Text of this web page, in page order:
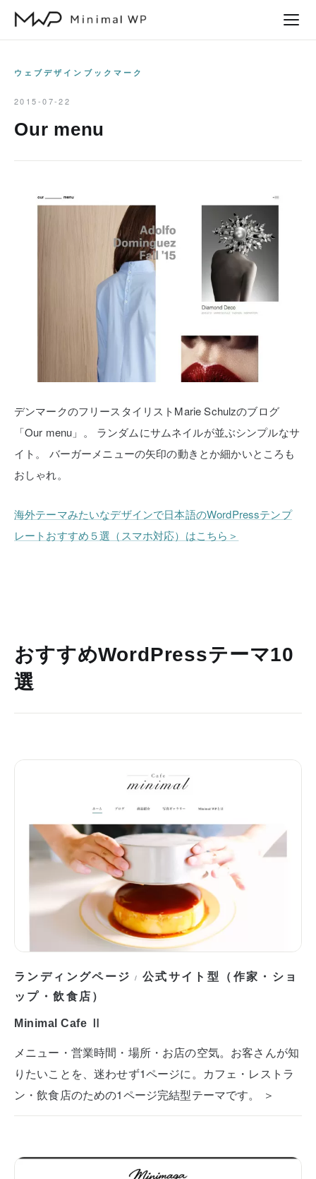
ウェブデザインブックマーク
2015-07-22
Our menu
デンマークのフリースタイリストMarie Schulzのブログ
「Our menu」。
ランダムにサムネイルが並ぶシンプルなサ
イト。
バーガーメニューの矢印の動きとか細かいところも
おしゃれ。
海外テーマみたいなデザインで日本語のWordPressテンプ
レートおすすめ５選（スマホ対応）はこちら＞
おすすめWordPressテーマ10
選
ランディングページ / 公式サイト型（作家・ショ
ップ・飲食店）
Minimal Cafe Ⅱ
メニュー・営業時間・場所・お店の空気。お客さんが知
りたいことを、迷わせず1ページに。カフェ・レストラ
ン・飲食店のための1ページ完結型テーマです。 ＞